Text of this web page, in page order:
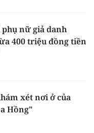
nữ giả danh
400 triệu đồng tiền
xét nơi ở của
Hồng"